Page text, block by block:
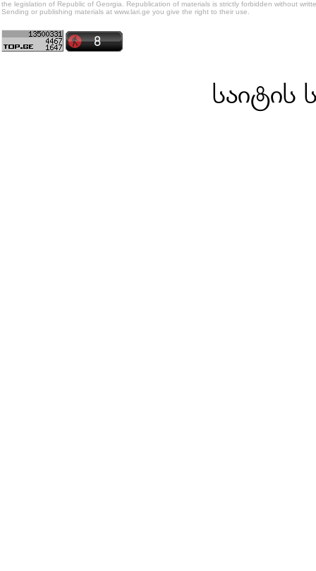
the legislation of Republic of Georgia. Republication of materials is strictly forbidden without
Sending or publishing materials at www.lari.ge you give the right to their use.
საიტის